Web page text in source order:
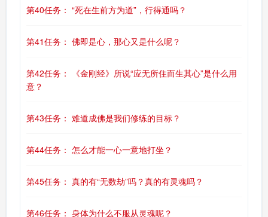
第40任务： “死在生前方为道”，行得通吗？
第41任务： 佛即是心，那心又是什么呢？
第42任务： 《金刚经》所说“应无所住而生其心”是什么用
意？
第43任务： 难道成佛是我们修练的目标？
第44任务： 怎么才能一心一意地打坐？
第45任务： 真的有“无数劫”吗？真的有灵魂吗？
第46任务： 身体为什么不服从灵魂呢？